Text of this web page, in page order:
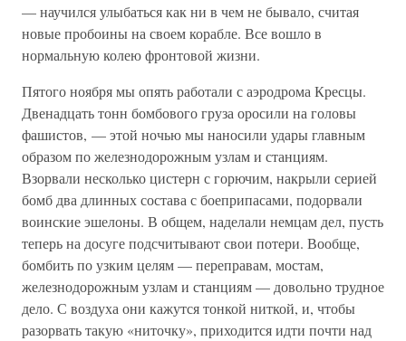
— научился улыбаться как ни в чем не бывало, считая
новые пробоины на своем корабле. Все вошло в
нормальную колею фронтовой жизни.
Пятого ноября мы опять работали с аэродрома Кресцы.
Двенадцать тонн бомбового груза оросили на головы
фашистов, — этой ночью мы наносили удары главным
образом по железнодорожным узлам и станциям.
Взорвали несколько цистерн с горючим, накрыли серией
бомб два длинных состава с боеприпасами, подорвали
воинские эшелоны. В общем, наделали немцам дел, пусть
теперь на досуге подсчитывают свои потери. Вообще,
бомбить по узким целям — переправам, мостам,
железнодорожным узлам и станциям — довольно трудное
дело. С воздуха они кажутся тонкой ниткой, и, чтобы
разорвать такую «ниточку», приходится идти почти над